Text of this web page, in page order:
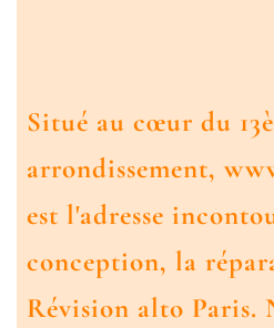
Situé au cœur du
arrondissement,
est l'adresse
conception, la
Révision alto Paris.